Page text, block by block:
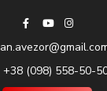
+38 (098) 558-50-